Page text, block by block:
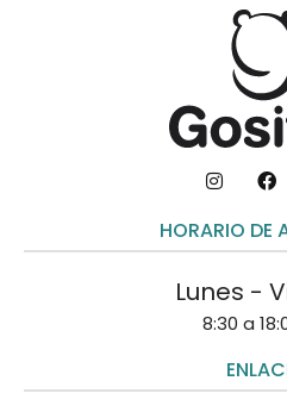
HORARIO DE
Lunes -
8:30 a